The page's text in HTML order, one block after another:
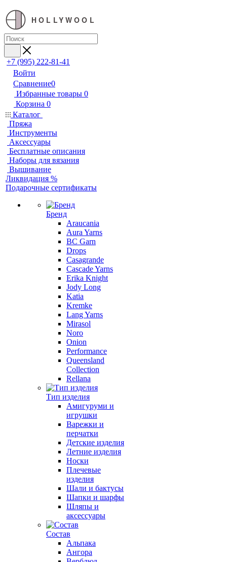
HOLLYWOOL
+7 (995) 222-81-41
Войти
Сравнение0
Избранные товары 0
Корзина 0
Каталог
Пряжа
Инструменты
Аксессуары
Бесплатные описания
Наборы для вязания
Вышивание
Ликвидация %
Подарочные сертификаты
Бренд
Araucania
Aura Yarns
BC Garn
Drops
Casagrande
Cascade Yarns
Erika Knight
Jody Long
Katia
Kremke
Lang Yarns
Mirasol
Noro
Onion
Performance
Queensland
Collection
Rellana
Тип изделия
Амигуруми и
игрушки
Варежки и
перчатки
Детские изделия
Летние изделия
Носки
Плечевые
изделия
Шали и бактусы
Шапки и шарфы
Шляпы и
аксессуары
Состав
Альпака
Ангора